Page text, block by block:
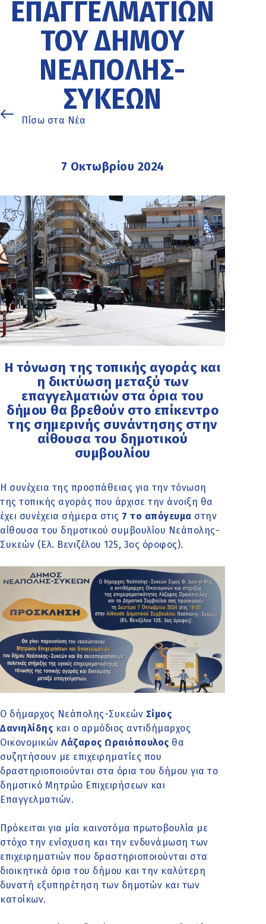
ΕΠΑΓΓΕΛΜΑΤΙΏΝ
ΤΟΥ ΔΉΜΟΥ
ΝΕΆΠΟΛΗΣ-
ΣΥΚΕΏΝ
Πίσω στα Νέα
7 Οκτωβρίου 2024
Η τόνωση της τοπικής αγοράς και
η δικτύωση μεταξύ των
επαγγελματιών στα όρια του
δήμου θα βρεθούν στο επίκεντρο
της σημερινής συνάντησης στην
αίθουσα του δημοτικού
συμβουλίου
Η συνέχεια της προσπάθειας για την τόνωση
της τοπικής αγοράς που άρχισε την άνοιξη θα
έχει συνέχεια σήμερα στις 7 το απόγευμα στην
αίθουσα του δημοτικού συμβουλίου Νεάπολης-
Συκεών (Ελ. Βενιζέλου 125, 3ος όροφος).
Ο δήμαρχος Νεάπολης-Συκεών Σίμος
Δανιηλίδης και ο αρμόδιος αντιδήμαρχος
Οικονομικών Λάζαρος Ωραιόπουλος θα
συζητήσουν με επιχειρηματίες που
δραστηριοποιούνται στα όρια του δήμου για το
δημοτικό Μητρώο Επιχειρήσεων και
Επαγγελματιών.
Πρόκειται για μία καινοτόμα πρωτοβουλία με
στόχο την ενίσχυση και την ενδυνάμωση των
επιχειρηματιών που δραστηριοποιούνται στα
διοικητικά όρια του δήμου και την καλύτερη
δυνατή εξυπηρέτηση των δημοτών και των
κατοίκων.